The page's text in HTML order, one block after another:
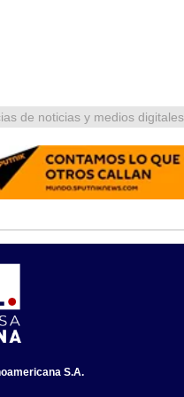
de noticias y medios digitales
S.A.